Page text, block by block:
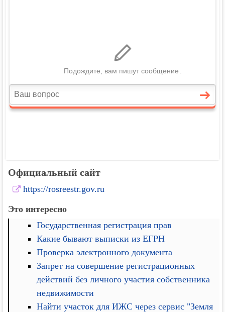
Официальный сайт
https://rosreestr.gov.ru
Это интересно
Государственная регистрация прав
Какие бывают выписки из ЕГРН
Проверка электронного документа
Запрет на совершение регистрационных
действий без личного участия собственника
недвижимости
Найти участок для ИЖС через сервис "Земля